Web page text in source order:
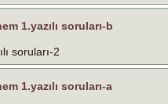
1.yazılı soruları-b
soruları-2
1.yazılı soruları-a